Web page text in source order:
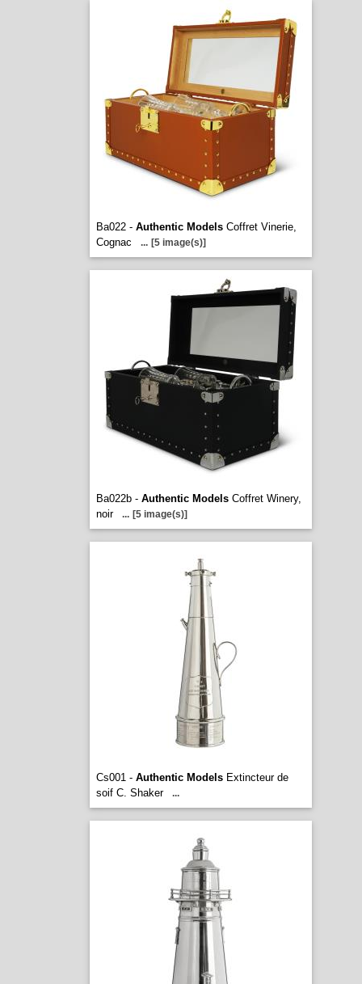
Ba022 - Authentic ModelsCoffret Vinerie,
Cognac
... [5 image(s)]
Ba022b - Authentic ModelsCoffret Winery,
noir
... [5 image(s)]
Cs001 - Authentic ModelsExtincteur de
soif C. Shaker
...